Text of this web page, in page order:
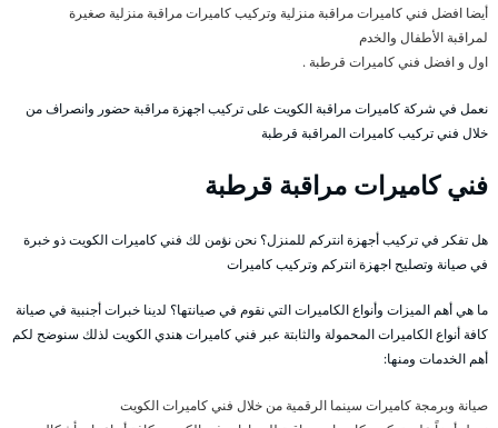
أيضا افضل فني كاميرات مراقبة منزلية وتركيب كاميرات مراقبة منزلية صغيرة
لمراقبة الأطفال والخدم
اول و افضل فني كاميرات قرطبة .
نعمل في شركة كاميرات مراقبة الكويت على تركيب اجهزة مراقبة حضور وانصراف من
خلال فني تركيب كاميرات المراقبة قرطبة
فني كاميرات مراقبة قرطبة
هل تفكر في تركيب أجهزة انتركم للمنزل؟ نحن نؤمن لك فني كاميرات الكويت ذو خبرة
في صيانة وتصليح اجهزة انتركم وتركيب كاميرات
ما هي أهم الميزات وأنواع الكاميرات التي نقوم في صيانتها؟ لدينا خبرات أجنبية في صيانة
كافة أنواع الكاميرات المحمولة والثابتة عبر فني كاميرات هندي الكويت لذلك سنوضح لكم
أهم الخدمات ومنها:
صيانة وبرمجة كاميرات سينما الرقمية من خلال فني كاميرات الكويت